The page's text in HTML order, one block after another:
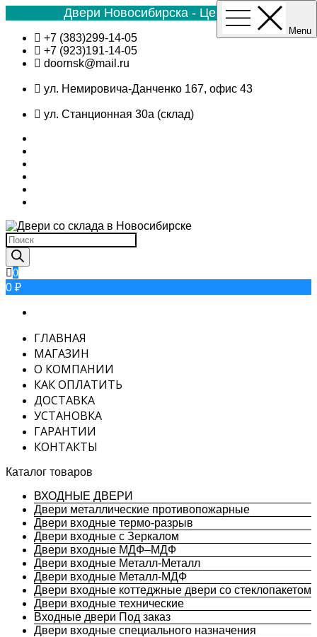
Двери Новосибирска - Цена №1
Skip
content
+7 (383)299-14-05
+7 (923)191-14-05
doornsk@mail.ru
ул. Немировича-Данченко 167, офис 43
ул. Станционная 30а (склад)
Поиск
товаров
0
0 ₽
Menu
ГЛАВНАЯ
МАГАЗИН
О КОМПАНИИ
КАК ОПЛАТИТЬ
ДОСТАВКА
УСТАНОВКА
ГАРАНТИИ
КОНТАКТЫ
Каталог товаров
ВХОДНЫЕ ДВЕРИ
Двери металлические противопожарные
Двери входные термо-разрыв
Двери входные с Зеркалом
Двери входные МДФ–МДФ
Двери входные Металл-Металл
Двери входные Металл-МДФ
Двери входные коттеджные двери со стеклопакетом
Двери входные технические
Входные двери Под заказ
Двери входные специального назначения